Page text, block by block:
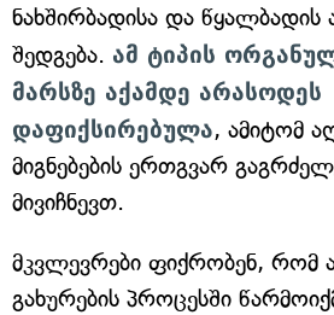
ნახშირბადისა და წყალბადის
შედგება. ამ ტიპის
მარსზე აქამდე არასოდეს
დაფიქსირებულა, ამიტომ
მიგნებების ერთგვარ
მივიჩნევთ.
მკვლევრები ფიქრობენ, რომ
გახურების პროცესში